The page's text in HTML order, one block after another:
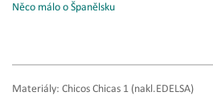
Něco málo o Španělsku
Materiály: Chicos Chicas 1 (nakl.EDELSA)